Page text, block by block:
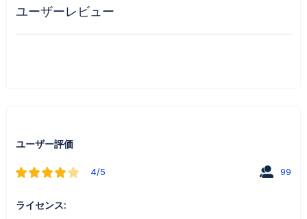
ユーザーレビュー
ユーザー評価
4/5 99
ライセンス: